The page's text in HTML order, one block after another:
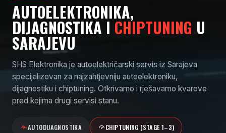
AUTOELEKTRONIKA,
DIJAGNOSTIKA I CHIPTUNING U
SARAJEVU
SHS Elektronika je autoelektričarski servis iz Sarajeva
specijalizovan za najzahtjevniju autoelektroniku,
dijagnostiku i chiptuning. Otkrivamo i rješavamo kvarove
pred kojima drugi servisi stanu.
AUTODIJAGNOSTIKA CHIPTUNING (STAGE 1–3)